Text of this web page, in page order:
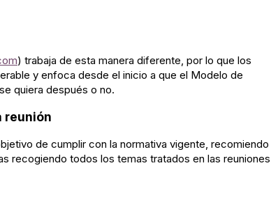
) trabaja de esta manera diferente, por lo que los
y enfoca desde el inicio a que el Modelo de
quiera después o no.
reunión
de cumplir con la normativa vigente, recomiendo
recogiendo todos los temas tratados en las reuniones